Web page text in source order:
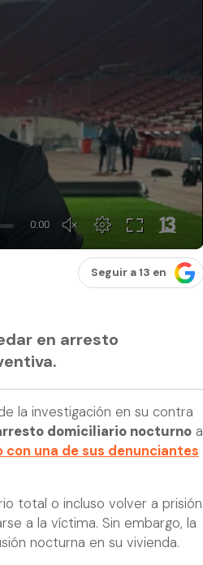
Seguir a 13 en
en arresto
la investigación en su contra
domiciliario nocturno a
una de sus denunciantes
total o incluso volver a prisión
a la víctima. Sin embargo, la
nocturna en su vivienda.